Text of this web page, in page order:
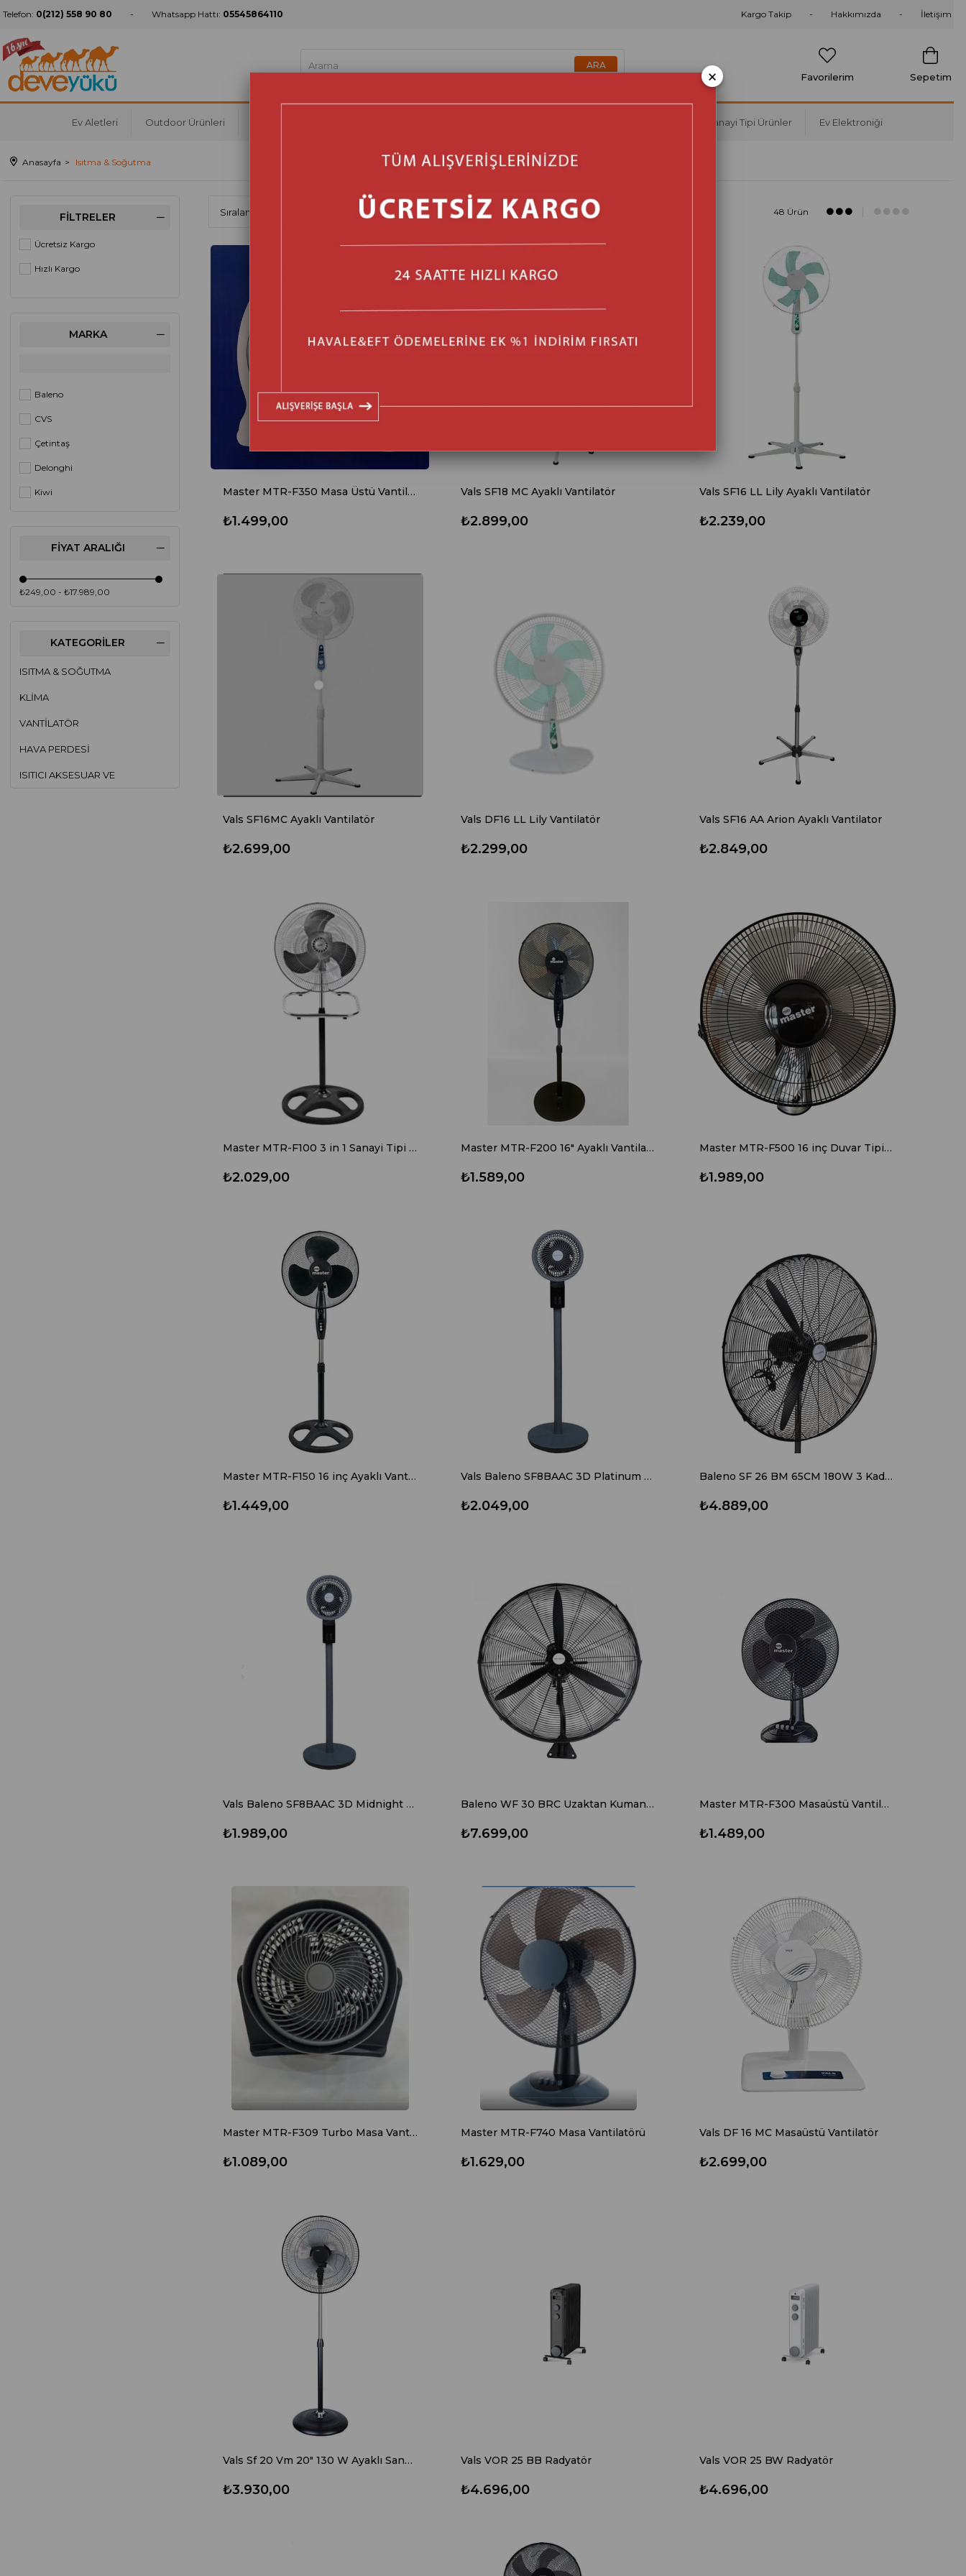
Telefon: 0(212) 558 90 80 Whatsapp Hattı: 05545864110 Kargo Takip Hakkımızda İletişim
Sepetim
Favorilerim
Ev Aletleri Outdoor Ürünleri Sanayi Tipi Ürünler Ev Elektroniği
Anasayfa Isıtma & Soğutma
FILTRELER
Ücretsiz Kargo
Hızlı Kargo
MARKA
Baleno
CVS
Çetintaş
Delonghi
Kiwi
FIYAT ARALIĞI
₺249,00 - ₺17.989,00
KATEGORILER
ISITMA & SOĞUTMA
KLIMA
VANTILATÖR
HAVA PERDESI
ISITICI AKSESUAR VE
Stoktakiler 48 Ürün
Master MTR-F350 Masa Üstü Vantilatör
₺1.499,00
Vals SF18 MC Ayaklı Vantilatör
₺2.899,00
Vals SF16 LL Lily Ayaklı Vantilatör
₺2.239,00
Vals SF16MC Ayaklı Vantilatör
₺2.699,00
Vals DF16 LL Lily Vantilatör
₺2.299,00
Vals SF16 AA Arion Ayaklı Vantilator
₺2.849,00
Master MTR-F100 3 in 1 Sanayi Tipi Ayaklı Vantilatör
₺2.029,00
Master MTR-F200 16" Ayaklı Vantilatör
₺1.589,00
Master MTR-F500 16 inç Duvar Tipi Vantilatör
₺1.989,00
Master MTR-F150 16 inç Ayaklı Vantilatör
₺1.449,00
Vals Baleno SF8BAAC 3D Platinum Gray(Gri) Ayaklı Vantilatör
₺2.049,00
Baleno SF 26 BM 65CM 180W 3 Kademeli Ayaklı Sanayi Tipi Vantilatör
₺4.889,00
Vals Baleno SF8BAAC 3D Midnight Graphite (Koyu Gri) Ayaklı Vantilatör
₺1.989,00
Baleno WF 30 BRC Uzaktan Kumandalı Duvar Tipi Vantilatör
₺7.699,00
Master MTR-F300 Masaüstü Vantilatör
₺1.489,00
Master MTR-F309 Turbo Masa Vantilatörü
₺1.089,00
Master MTR-F740 Masa Vantilatörü
₺1.629,00
Vals DF 16 MC Masaüstü Vantilatör
₺2.699,00
Vals Sf 20 Vm 20" 130 W Ayaklı Sanayi Tipi Vantilatör
₺3.930,00
Vals VOR 25 BB Radyatör
₺4.696,00
Vals VOR 25 BW Radyatör
₺4.696,00
×